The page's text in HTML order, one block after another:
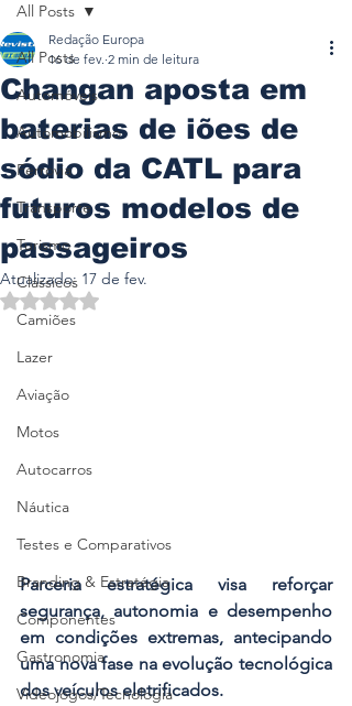
All Posts
Automóveis
Automobilismo
Ferrovia
Transporte
Turismo
Clássicos
Camiões
Lazer
Aviação
Motos
Autocarros
Náutica
Testes e Comparativos
Branding & Estratégia
Componentes
Gastronomia
Videojogos/Tecnologia
All Posts
Changan aposta em
baterias de iões de
sódio da CATL para
futuros modelos de
passageiros
Redação Europa
16 de fev. 2 min de leitura
Atualizado: 17 de fev.
Avaliado com NaN de 5 estrelas.
Parceria estratégica visa reforçar
segurança, autonomia e desempenho
em condições extremas, antecipando
uma nova fase na evolução tecnológica
dos veículos eletrificados.